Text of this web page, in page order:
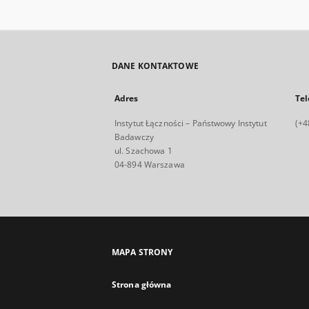
DANE KONTAKTOWE
Adres
Instytut Łączności – Państwowy Instytut
Badawczy
ul. Szachowa 1
04-894 Warszawa
MAPA STRONY
Strona główna